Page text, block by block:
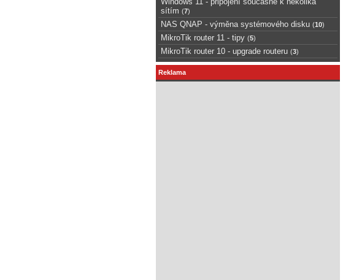
sítím (7)
NAS QNAP - výměna systémového disku (10)
MikroTik router 11 - tipy (5)
MikroTik router 10 - upgrade routeru (3)
Reklama